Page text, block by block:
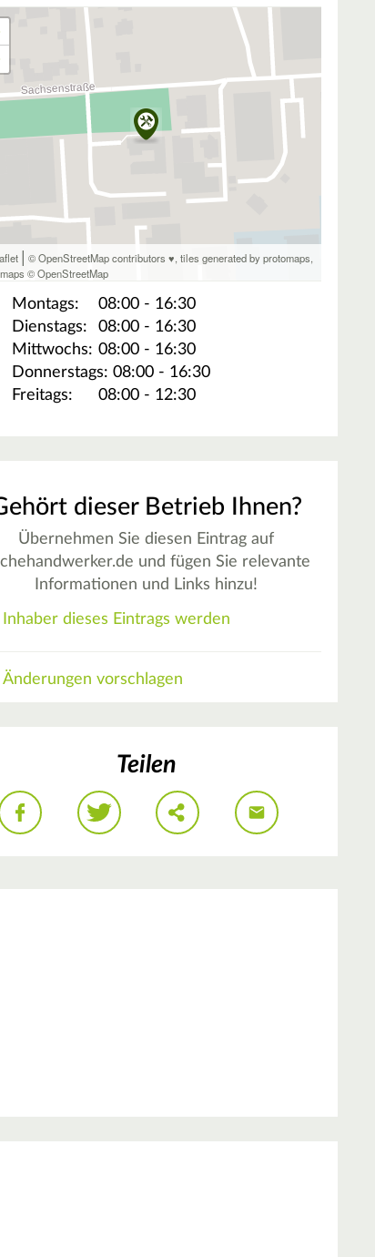
| © OpenStreetMap contributors ♥,tiles generated by protomaps,
©OpenStreetMap
Montags:
08:00 - 16:30
Dienstags:
08:00 - 16:30
Mittwochs: 08:00 - 16:30
Donnerstags: 08:00 - 16:30
Freitags:
08:00 - 12:30
dieser Betrieb Ihnen?
Übernehmen Sie diesen Eintrag auf
und fügen Sie relevante
Informationen und Links hinzu!
Inhaber dieses Eintrags werden
Änderungen vorschlagen
Teilen